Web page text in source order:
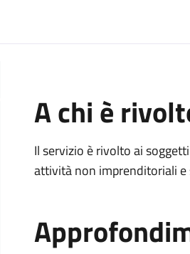
A chi è
Il servizio è rivolto ai
attività non imprenditoriali e